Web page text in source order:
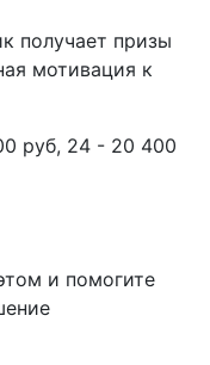
получает призы
мотивация к
руб, 24 - 20 400
и помогите